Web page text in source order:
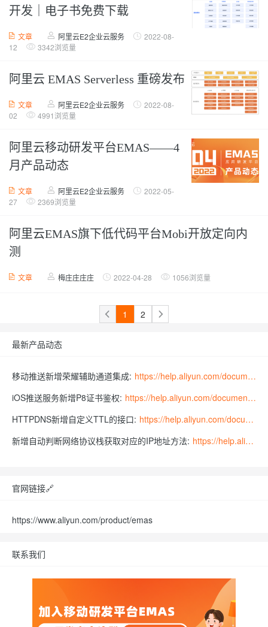
开发｜电子书免费下载
文章 阿里云E2企业云服务
2022-08-
12
3342浏览量
阿里云 EMAS Serverless 重磅发布
文章 阿里云E2企业云服务
2022-08-
02
4991浏览量
阿里云移动研发平台EMAS——4
月产品动态
文章 阿里云E2企业云服务
2022-05-
27
2369浏览量
阿里云EMAS旗下低代码平台Mobi开放定向内
测
文章 梅庄庄庄庄 2022-04-28 1056浏览量
1 2
最新产品动态
移动推送新增荣耀辅助通道集成:
https://help.aliyun.com/document_detail/459553.html
iOS推送服务新增P8证书鉴权:
https://help.aliyun.com/document_detail/434644.html
HTTPDNS新增自定义TTL的接口:
https://help.aliyun.com/document_detail/435270.html
新增自动判断网络协议栈获取对应的IP地址方法:
https://help.aliyun.com/document_detail/435273.html
官网链接🔗
https://www.aliyun.com/product/emas
联系我们